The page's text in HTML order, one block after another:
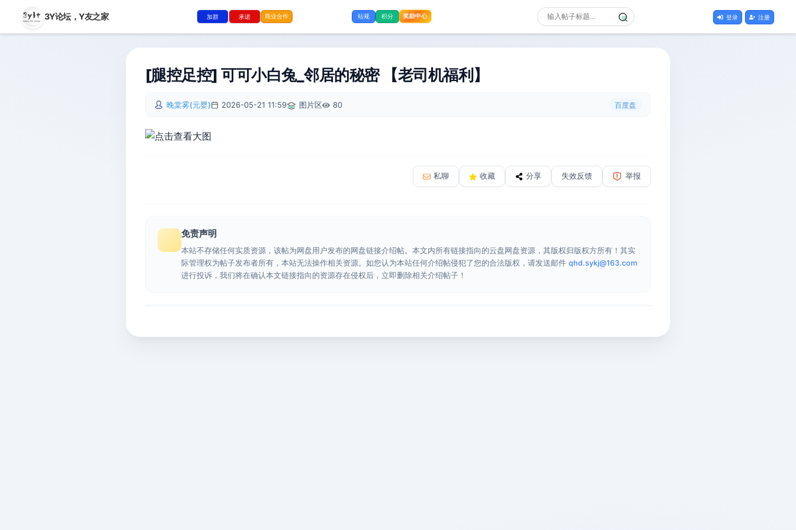
3Y论坛，Y友之家 加群 承诺 商业合作 站规 积分 奖励中心 登录 注册
[腿控足控] 可可小白兔_邻居的秘密 【老司机福利】
晚棠雾(元婴) 2026-05-21 11:59 图片区 80 百度盘
私聊 收藏 分享 失效反馈 举报
免责声明
本站不存储任何实质资源，该帖为网盘用户发布的网盘链接介绍帖。本文内所有链接指向的云盘网盘资源，其版权归版权方所有！其实
际管理权为帖子发布者所有，本站无法操作相关资源。如您认为本站任何介绍帖侵犯了您的合法版权，请发送邮件 qhd.sykj@163.com
进行投诉，我们将在确认本文链接指向的资源存在侵权后，立即删除相关介绍帖子！